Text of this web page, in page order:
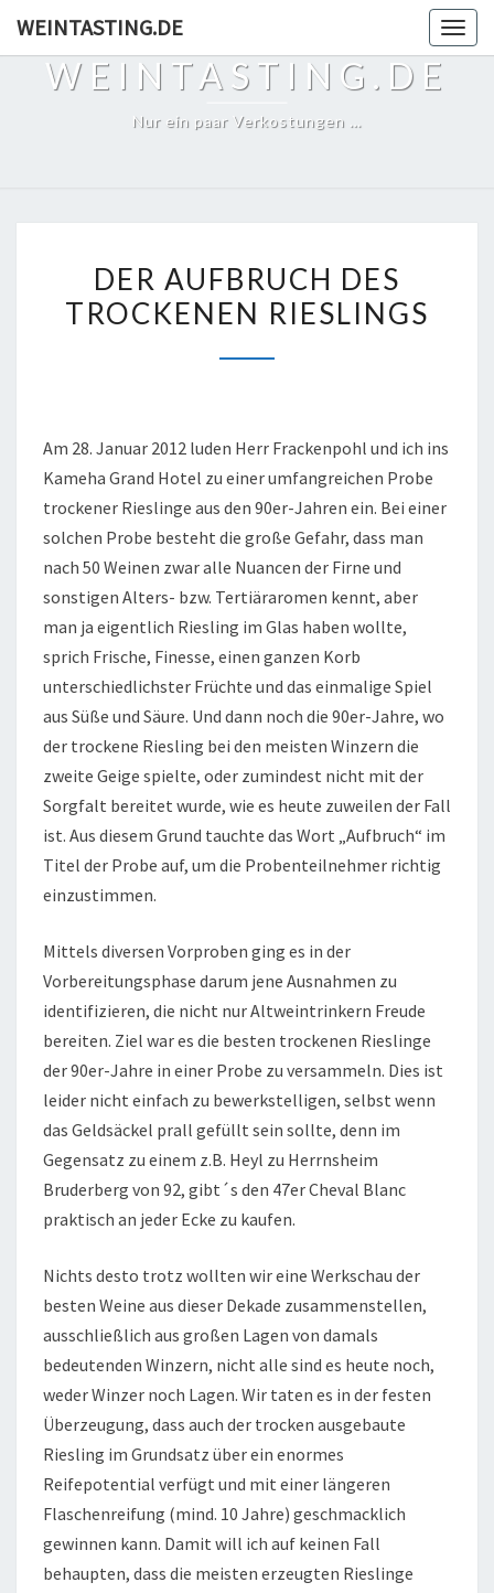
content
WEINTASTING.DE
WEINTASTING.DE
Nur ein paar Verkostungen …
AUFBRUCH
DES
DER AUFBRUCH DES
TROCKENEN RIESLINGS
Am 28. Januar 2012 luden Herr Frackenpohl und ich ins
Kameha Grand Hotel zu einer umfangreichen Probe
trockener Rieslinge aus den 90er-Jahren ein. Bei einer
solchen Probe besteht die große Gefahr, dass man
nach 50 Weinen zwar alle Nuancen der Firne und
sonstigen Alters- bzw. Tertiäraromen kennt, aber
man ja eigentlich Riesling im Glas haben wollte,
sprich Frische, Finesse, einen ganzen Korb
unterschiedlichster Früchte und das einmalige Spiel
aus Süße und Säure. Und dann noch die 90er-Jahre, wo
der trockene Riesling bei den meisten Winzern die
zweite Geige spielte, oder zumindest nicht mit der
Sorgfalt bereitet wurde, wie es heute zuweilen der Fall
ist. Aus diesem Grund tauchte das Wort „Aufbruch“ im
Titel der Probe auf, um die Probenteilnehmer richtig
einzustimmen.
Mittels diversen Vorproben ging es in der
Vorbereitungsphase darum jene Ausnahmen zu
identifizieren, die nicht nur Altweintrinkern Freude
bereiten. Ziel war es die besten trockenen Rieslinge
der 90er-Jahre in einer Probe zu versammeln. Dies ist
leider nicht einfach zu bewerkstelligen, selbst wenn
das Geldsäckel prall gefüllt sein sollte, denn im
Gegensatz zu einem z.B. Heyl zu Herrnsheim
Bruderberg von 92, gibt´s den 47er Cheval Blanc
praktisch an jeder Ecke zu kaufen.
Nichts desto trotz wollten wir eine Werkschau der
besten Weine aus dieser Dekade zusammenstellen,
ausschließlich aus großen Lagen von damals
bedeutenden Winzern, nicht alle sind es heute noch,
weder Winzer noch Lagen. Wir taten es in der festen
Überzeugung, dass auch der trocken ausgebaute
Riesling im Grundsatz über ein enormes
Reifepotential verfügt und mit einer längeren
Flaschenreifung (mind. 10 Jahre) geschmacklich
gewinnen kann. Damit will ich auf keinen Fall
behaupten, dass die meisten erzeugten Rieslinge